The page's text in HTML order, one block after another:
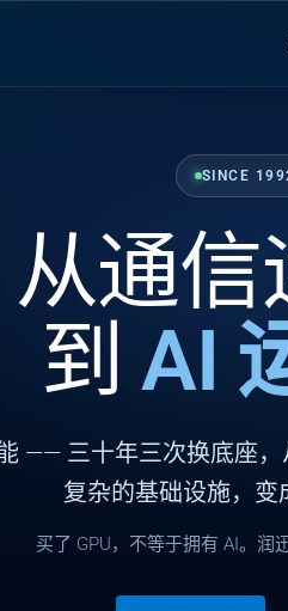
SINCE
从通信
到 AI
—— 三十年三次换底座，
复杂的基础设施，变
买了 GPU，不等于拥有 AI。润